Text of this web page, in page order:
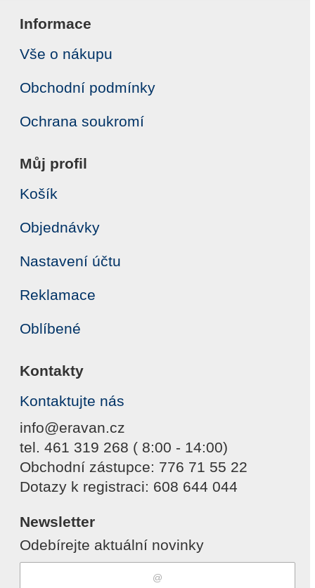
Informace
Vše o nákupu
Obchodní podmínky
Ochrana soukromí
Můj profil
Košík
Objednávky
Nastavení účtu
Reklamace
Oblíbené
Kontakty
Kontaktujte nás
info@eravan.cz
tel. 461 319 268 ( 8:00 - 14:00)
Obchodní zástupce: 776 71 55 22
Dotazy k registraci: 608 644 044
Newsletter
Odebírejte aktuální novinky